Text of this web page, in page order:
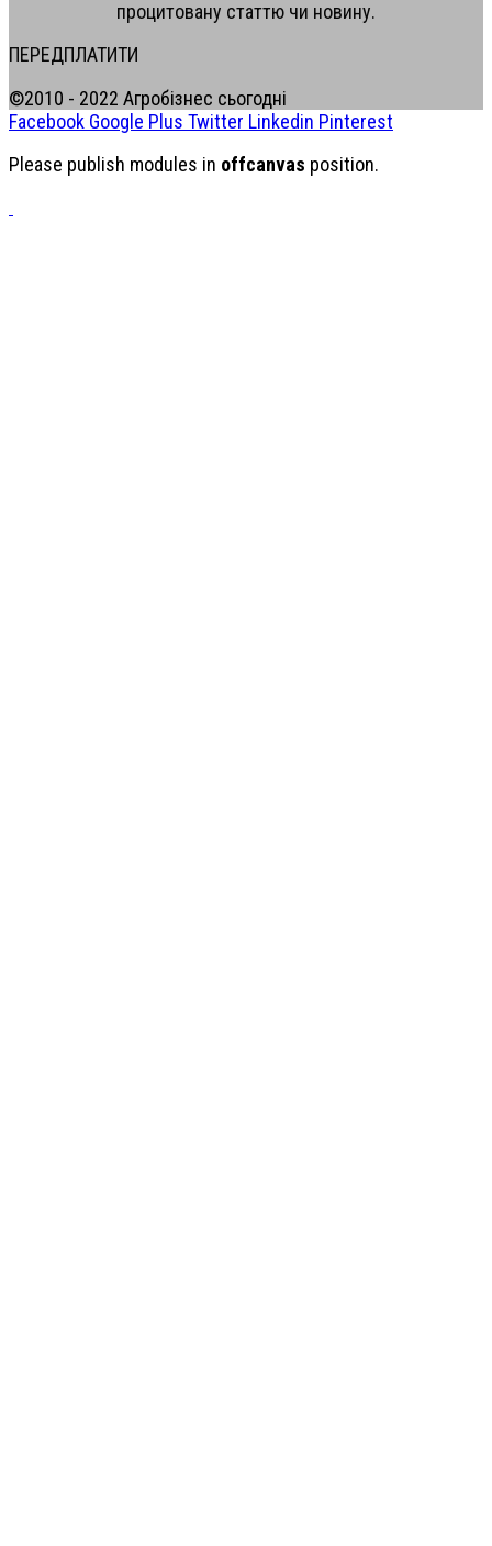
процитовану статтю чи новину.
ПЕРЕДПЛАТИТИ
©2010 - 2022 Агробізнес сьогодні
Facebook Google Plus Twitter Linkedin Pinterest
Please publish modules in offcanvas position.